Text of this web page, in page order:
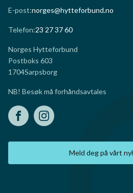
E-post:norges@hytteforbund.no
Telefon:23 27 37 60
Norges Hytteforbund
Postboks 603
1704Sarpsborg
NB! Besøk må forhåndsavtales
Meld deg på vårt